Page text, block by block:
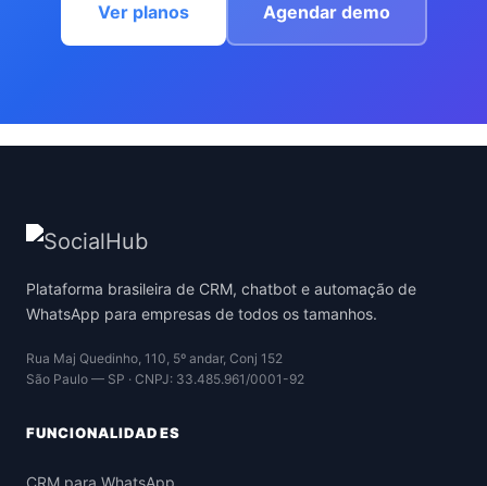
Ver planos Agendar demo
Plataforma brasileira de CRM, chatbot e automação de
WhatsApp para empresas de todos os tamanhos.
Rua Maj Quedinho, 110, 5º andar, Conj 152
São Paulo — SP · CNPJ: 33.485.961/0001-92
FUNCIONALIDADES
CRM para WhatsApp